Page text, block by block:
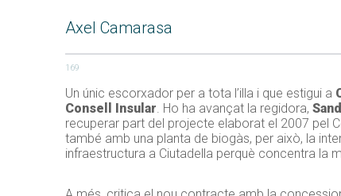
Axel Camarasa
169
Un únic escorxador per a tota l’illa i que estigui a
Consell Insular. Ho ha avançat la regidora,
recuperar part del projecte elaborat el 2007 pel
també amb una planta de biogàs, per això, la
infraestructura a Ciutadella perquè concentra la